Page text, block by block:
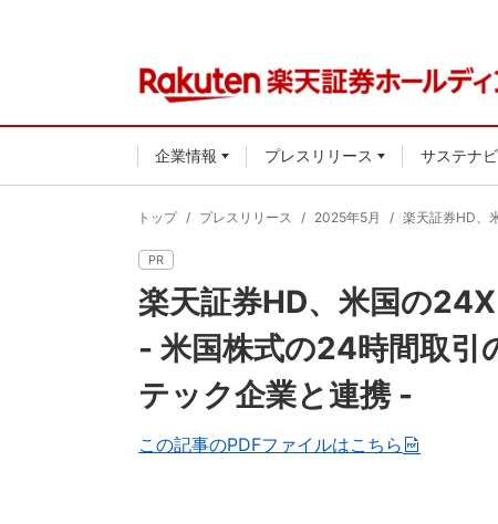
企業情報 プレスリリース サステナ
トップ プレスリリース 2025年5月 楽天証券HD、
PR
楽天証券HD、米国の
- 米国株式の24時間取引
テック企業と連携 -
この記事のPDFファイルはこちら